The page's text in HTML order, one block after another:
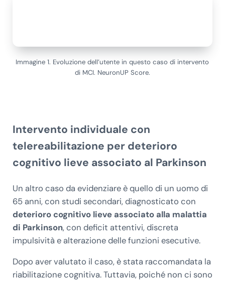
Immagine 1. Evoluzione dell’utente in questo caso di intervento
di MCI. NeuronUP Score.
Intervento individuale con
telereabilitazione per deterioro
cognitivo lieve associato al Parkinson
Un altro caso da evidenziare è quello di un uomo di
65 anni, con studi secondari, diagnosticato con
deterioro cognitivo lieve associato alla malattia
di Parkinson, con deficit attentivi, discreta
impulsività e alterazione delle funzioni esecutive.
Dopo aver valutato il caso, è stata raccomandata la
riabilitazione cognitiva. Tuttavia, poiché non ci sono